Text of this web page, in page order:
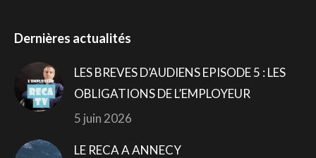
Dernières actualités
LES BREVES D’AUDIENS EPISODE 5 : LES
OBLIGATIONS DE L’EMPLOYEUR
5 juin 2026
LE RECA A ANNECY